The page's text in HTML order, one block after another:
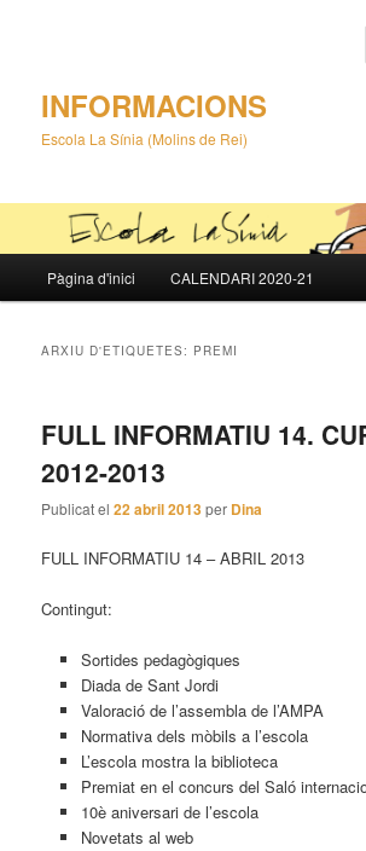
INFORMACIONS
Escola La Sínia (Molins de Rei)
Aneu
principal
Aneu
secundari
Pàgina d'inici CALENDARI 2020-21
ARXIU D'ETIQUETES: PREMI
FULL INFORMATIU 14.
2012-2013
Publicat el22 abril 2013per Dina
FULL INFORMATIU 14 – ABRIL 2013
Contingut:
Sortides pedagògiques
Diada de Sant Jordi
Valoració de l’assembla de l’AMPA
Normativa dels mòbils a l’escola
L’escola mostra la biblioteca
Premiat en el concurs del Saló
10è aniversari de l’escola
Novetats al web